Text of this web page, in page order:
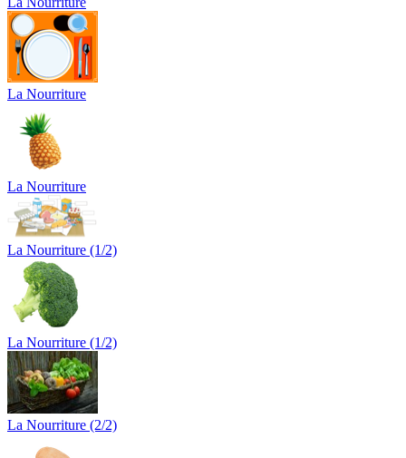
La Nourriture
La Nourriture
La Nourriture (1/2)
La Nourriture (1/2)
La Nourriture (2/2)